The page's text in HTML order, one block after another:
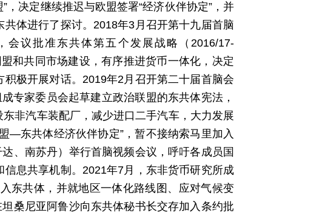
，决定继续推迟与欧盟签署“经济伙伴协定”，并
体进行了探讨。2018年3月召开第十九届首脑
议批准东共体第五个发展战略（2016/17-
和共同市场建设，有序推进货币一体化，决定
极开展对话。2019年2月召开第二十届首脑会
专家委员会起草建立政治联盟的东共体宪法，
非汽车装配厂，减少进口二手汽车，大力发展
—东共体经济伙伴协定”，暂不接纳索马里加入
、南苏丹）举行首脑视频会议，呼吁各成员国
息共享机制。2021年7月，东非货币研究所成
东共体，并就地区一体化路线图、应对气候变
桑尼亚阿鲁沙向东共体秘书长交存加入条约批